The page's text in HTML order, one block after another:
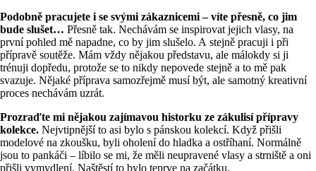
Podobně pracujete i se svými zákaznicemi – víte přesně, co jim
bude slušet… Přesně tak. Nechávám se inspirovat jejich vlasy, na
první pohled mě napadne, co by jim slušelo. A stejně pracuji i při
přípravě soutěže. Mám vždy nějakou představu, ale málokdy si ji
trénuji dopředu, protože se to nikdy nepovede stejně a to mě pak
svazuje. Nějaké příprava samozřejmě musí být, ale samotný kreativní
proces nechávám uzrát.
Prozraďte mi nějakou zajímavou historku ze zákulisí přípravy
kolekce. Nejvtipnější to asi bylo s pánskou kolekcí. Když přišli
modelové na zkoušku, byli oholení do hladka a ostříhaní. Normálně
jsou to pankáči – líbilo se mi, že měli neupravené vlasy a strniště a oni
přišli vymydlení. Naštěstí to bylo teprve na začátku.